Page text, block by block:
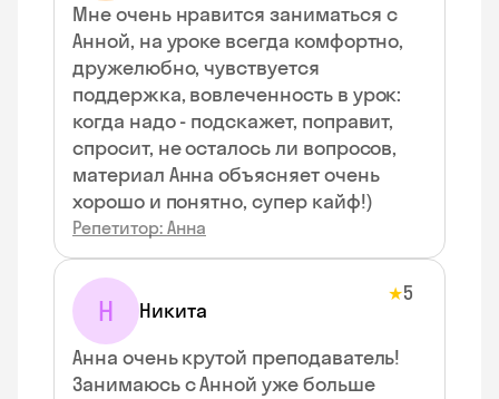
Мне очень нравится заниматься с
Анной, на уроке всегда комфортно,
дружелюбно, чувствуется
поддержка, вовлеченность в урок:
когда надо - подскажет, поправит,
спросит, не осталось ли вопросов,
материал Анна объясняет очень
хорошо и понятно, супер кайф!)
Репетитор: Анна
Н Никита
★5
Анна очень крутой преподаватель!
Занимаюсь с Анной уже больше